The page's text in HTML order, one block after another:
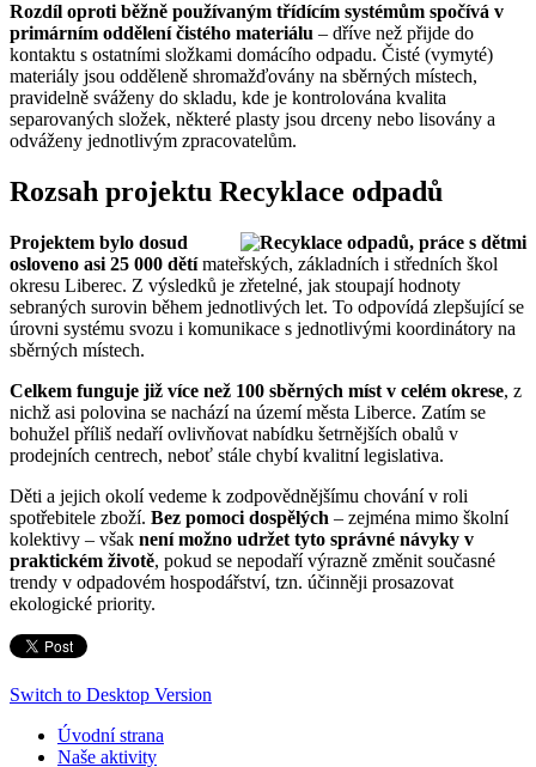
Rozdíl oproti běžně používaným třídícím systémům spočívá v
primárním oddělení čistého materiálu – dříve než přijde do
kontaktu s ostatními složkami domácího odpadu. Čisté (vymyté)
materiály jsou odděleně shromažďovány na sběrných místech,
pravidelně sváženy do skladu, kde je kontrolována kvalita
separovaných složek, některé plasty jsou drceny nebo lisovány a
odváženy jednotlivým zpracovatelům.
Rozsah projektu Recyklace odpadů
Projektem bylo dosud
osloveno asi 25 000 dětímateřských, základních i středních škol
okresu Liberec. Z výsledků je zřetelné, jak stoupají hodnoty
sebraných surovin během jednotlivých let. To odpovídá zlepšující se
úrovni systému svozu i komunikace s jednotlivými koordinátory na
sběrných místech.
Celkem funguje již více než 100 sběrných míst v celém okrese, z
nichž asi polovina se nachází na území města Liberce. Zatím se
bohužel příliš nedaří ovlivňovat nabídku šetrnějších obalů v
prodejních centrech, neboť stále chybí kvalitní legislativa.
Děti a jejich okolí vedeme k zodpovědnějšímu chování v roli
spotřebitele zboží. Bez pomoci dospělých – zejména mimo školní
kolektivy – však není možno udržet tyto správné návyky v
praktickém životě, pokud se nepodaří výrazně změnit současné
trendy v odpadovém hospodářství, tzn. účinněji prosazovat
ekologické priority.
Switch to Desktop Version
Úvodní strana
Naše aktivity